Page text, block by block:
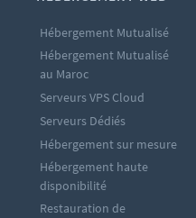
Hébergement Mutualisé
Hébergement Mutualisé
au Maroc
Serveurs VPS Cloud
Serveurs Dédiés
Hébergement sur mesure
Hébergement haute
disponibilité
Restauration de